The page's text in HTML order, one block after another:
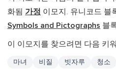
화됨 가정 이모지. 유니코드 블
Symbols and Pictographs 블
이 이모지를 찾으려면 다음 키
마녀 비질 빗자루 청소